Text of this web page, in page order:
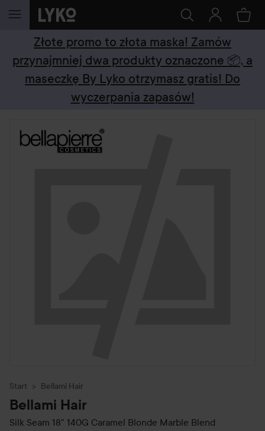
PRZEJDŹ DO TREŚCI
Złote promo to złota maska! Zamów
przynajmniej dwa produkty oznaczone 📦, a
maseczkę By Lyko otrzymasz gratis! Do
wyczerpania zapasów!
Start Bellami Hair
Bellami Hair
Silk Seam 18" 140G Caramel Blonde Marble Blend